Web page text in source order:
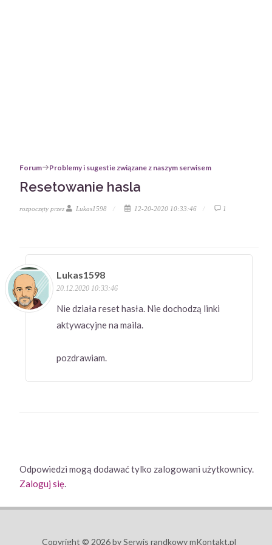
Forum Problemy i sugestie związane z naszym serwisem
Resetowanie hasla
rozpoczęty przez Lukas1598 12-20-2020 10:33:46 1
Lukas1598
20.12.2020 10:33:46
Nie działa reset hasła. Nie dochodzą linki
aktywacyjne na maila.
pozdrawiam.
Odpowiedzi mogą dodawać tylko zalogowani użytkownicy.
Zaloguj się.
Copyright © 2026 by Serwis randkowy mKontakt.pl